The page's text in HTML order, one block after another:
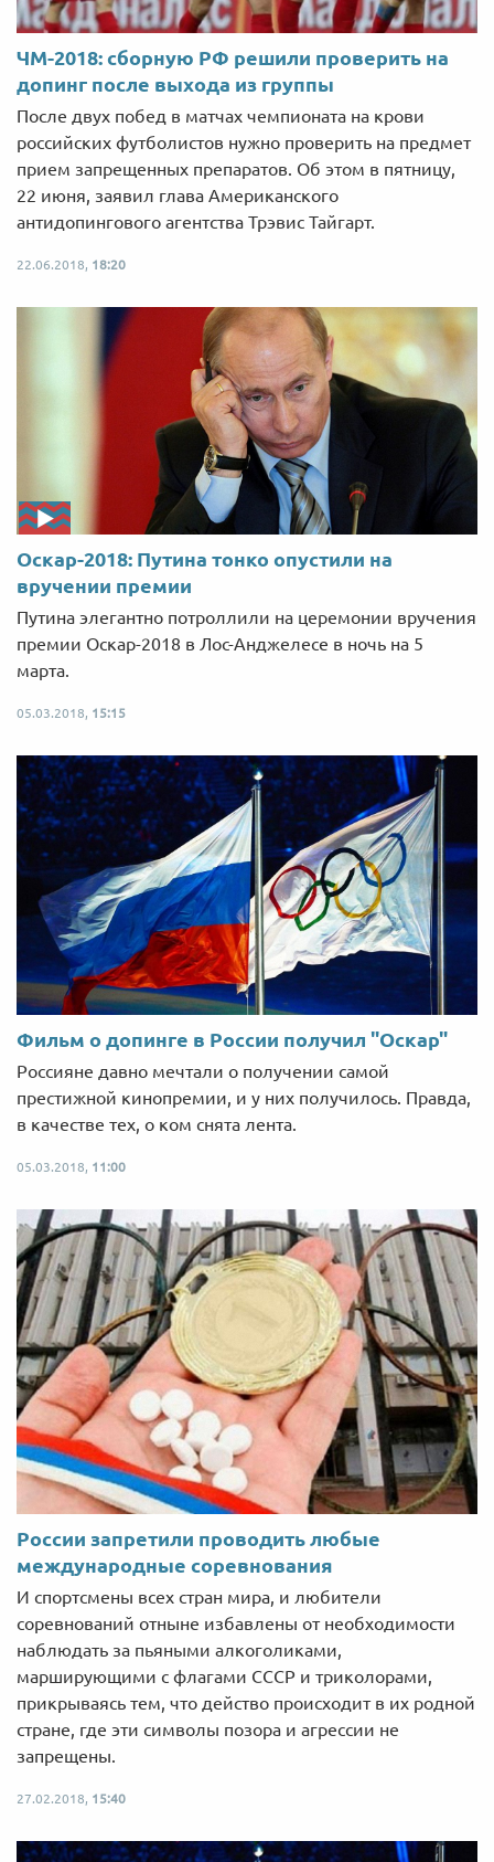
ЧМ-2018: сборную РФ решили проверить на
допинг после выхода из группы
После двух побед в матчах чемпионата на крови
российских футболистов нужно проверить на предмет
прием запрещенных препаратов. Об этом в пятницу,
22 июня, заявил глава Американского
антидопингового агентства Трэвис Тайгарт.
22.06.2018, 18:20
Оскар-2018: Путина тонко опустили на
вручении премии
Путина элегантно потроллили на церемонии вручения
премии Оскар-2018 в Лос-Анджелесе в ночь на 5
марта.
05.03.2018, 15:15
Фильм о допинге в России получил "Оскар"
Россияне давно мечтали о получении самой
престижной кинопремии, и у них получилось. Правда,
в качестве тех, о ком снята лента.
05.03.2018, 11:00
России запретили проводить любые
международные соревнования
И спортсмены всех стран мира, и любители
соревнований отныне избавлены от необходимости
наблюдать за пьяными алкоголиками,
марширующими с флагами СССР и триколорами,
прикрываясь тем, что действо происходит в их родной
стране, где эти символы позора и агрессии не
запрещены.
27.02.2018, 15:40